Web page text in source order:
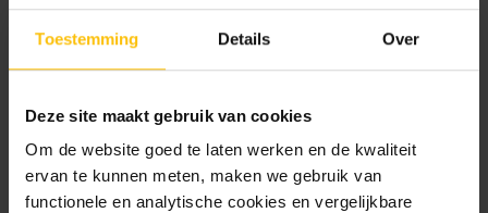
Toestemming Details Over
Deze site maakt gebruik van cookies
Om de website goed te laten werken en de kwaliteit
ervan te kunnen meten, maken we gebruik van
functionele en analytische cookies en vergelijkbare
Duurzaam Gebrouwen Bierpakket
Aantal bieren: 12, 18 of 24 stuks
Zomergeschenk bierpakket
Aantal bieren: 12 + Dare to Drink Different
bierglas